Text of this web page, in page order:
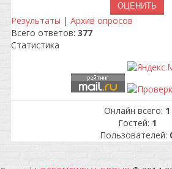
Результаты | Архив опросов
Всего ответов: 377
Статистика
Онлайн всего: 1
Гостей: 1
Пользователей: